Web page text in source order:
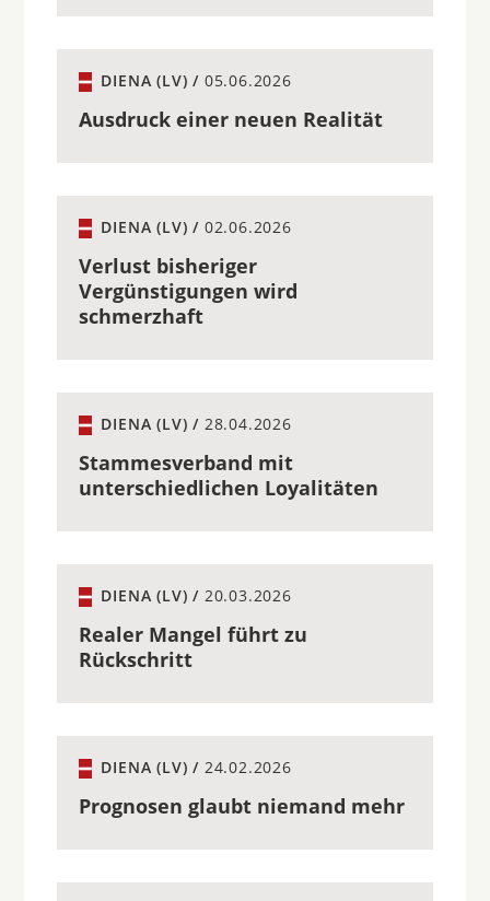
DIENA (LV) / 05.06.2026
Ausdruck einer neuen Realität
DIENA (LV) / 02.06.2026
Verlust bisheriger
Vergünstigungen wird
schmerzhaft
DIENA (LV) / 28.04.2026
Stammesverband mit
unterschiedlichen Loyalitäten
DIENA (LV) / 20.03.2026
Realer Mangel führt zu
Rückschritt
DIENA (LV) / 24.02.2026
Prognosen glaubt niemand mehr